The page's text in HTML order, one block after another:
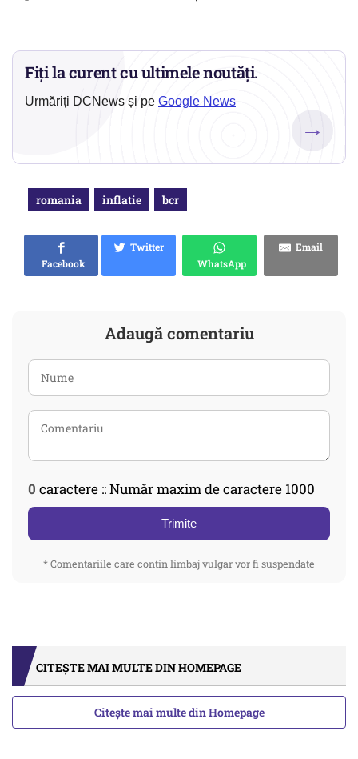
Fiți la curent cu ultimele noutăți.
Urmăriți DCNews și pe Google News
→
romania inflatie bcr
Facebook
Twitter
WhatsApp
Email
Adaugă comentariu
0 caractere :: Număr maxim de caractere 1000
Trimite
* Comentariile care contin limbaj vulgar vor fi suspendate
CITEȘTE MAI MULTE DIN HOMEPAGE
Citește mai multe din Homepage